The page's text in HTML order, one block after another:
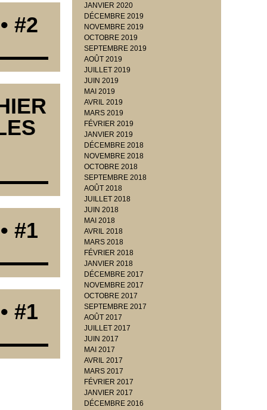
#2
#1
#1
JANVIER 2020
DÉCEMBRE 2019
NOVEMBRE 2019
OCTOBRE 2019
SEPTEMBRE 2019
AOÛT 2019
JUILLET 2019
JUIN 2019
MAI 2019
AVRIL 2019
MARS 2019
FÉVRIER 2019
JANVIER 2019
DÉCEMBRE 2018
NOVEMBRE 2018
OCTOBRE 2018
SEPTEMBRE 2018
AOÛT 2018
JUILLET 2018
JUIN 2018
MAI 2018
AVRIL 2018
MARS 2018
FÉVRIER 2018
JANVIER 2018
DÉCEMBRE 2017
NOVEMBRE 2017
OCTOBRE 2017
SEPTEMBRE 2017
AOÛT 2017
JUILLET 2017
JUIN 2017
MAI 2017
AVRIL 2017
MARS 2017
FÉVRIER 2017
JANVIER 2017
DÉCEMBRE 2016